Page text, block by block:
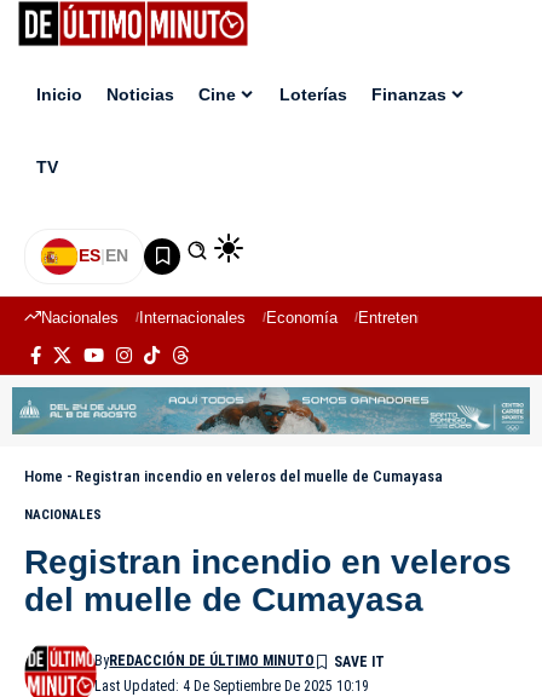
Inicio Noticias Cine Loterías Finanzas
TV
ES|EN
Nacionales Internacionales Economía Entretenimiento
Home - Registran incendio en veleros del muelle de Cumayasa
NACIONALES
Registran incendio en veleros
del muelle de Cumayasa
Last Updated: 4 De Septiembre De 2025 10:19
ByREDACCIÓN DE ÚLTIMO MINUTO